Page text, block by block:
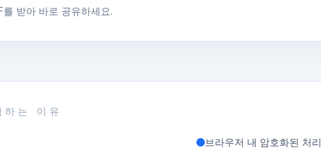
받아 바로 공유하세요.
는 이유
브라우저 내 암호화된 처리